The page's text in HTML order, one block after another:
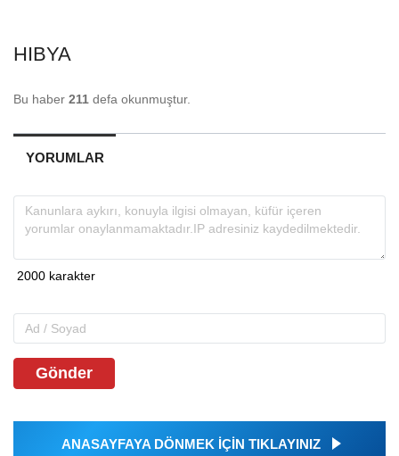
HIBYA
Bu haber 211 defa okunmuştur.
YORUMLAR
Gönder
ANASAYFAYA DÖNMEK İÇİN TIKLAYINIZ